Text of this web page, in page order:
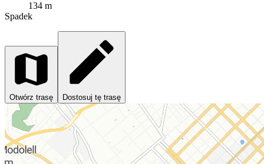
134 m
Spadek
Otwórz trasę Dostosuj tę trasę